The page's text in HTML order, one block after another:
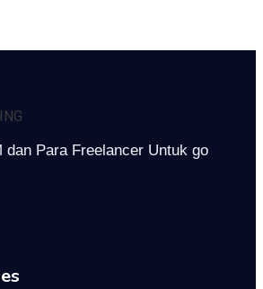
dan Para Freelancer Untuk go